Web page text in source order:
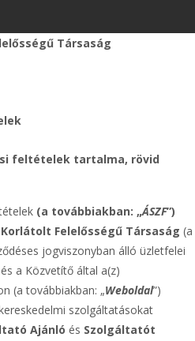
Társaság
feltételek tartalma, rövid
(a továbbiakban: „ÁSZF”)
Felelősségű Társaság (a
jogviszonyban álló üzletfelei
és a Közvetítő által a(z)
(a továbbiakban: „Weboldal”)
szolgáltatásokat
Ajánló és Szolgáltatót